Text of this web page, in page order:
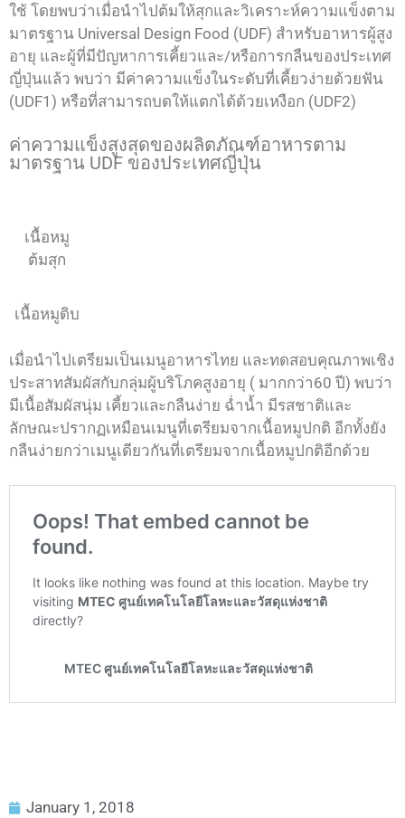
ใช้ โดยพบว่าเมื่อนำไปต้มให้สุกและวิเคราะห์ความแข็งตาม
มาตรฐาน Universal Design Food (UDF) สำหรับอาหารผู้สูง
อายุ และผู้ที่มีปัญหาการเคี้ยวและ/หรือการกลืนของประเทศ
ญี่ปุ่นแล้ว พบว่า มีค่าความแข็งในระดับที่เคี้ยวง่ายด้วยฟัน
(UDF1) หรือที่สามารถบดให้แตกได้ด้วยเหงือก (UDF2)
ค่าความแข็งสูงสุดของผลิตภัณฑ์อาหารตาม
มาตรฐาน UDF ของประเทศญี่ปุ่น
เนื้อหมู
ต้มสุก
เนื้อหมูดิบ
เมื่อนำไปเตรียมเป็นเมนูอาหารไทย และทดสอบคุณภาพเชิง
ประสาทสัมผัสกับกลุ่มผู้บริโภคสูงอายุ ( มากกว่า60 ปี) พบว่า
มีเนื้อสัมผัสนุ่ม เคี้ยวและกลืนง่าย ฉ่ำน้ำ มีรสชาติและ
ลักษณะปรากฏเหมือนเมนูที่เตรียมจากเนื้อหมูปกติ อีกทั้งยัง
กลืนง่ายกว่าเมนูเดียวกันที่เตรียมจากเนื้อหมูปกติอีกด้วย
January 1, 2018